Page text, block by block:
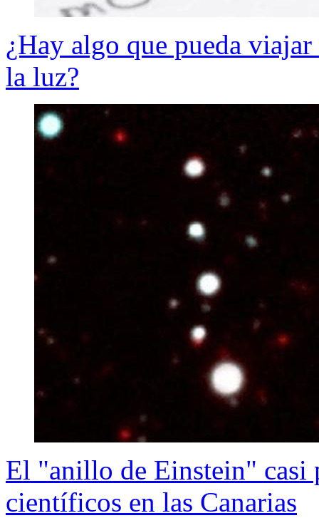
¿Hay algo que pueda
la luz?
El "anillo de Einstein" casi
científicos en las Canarias